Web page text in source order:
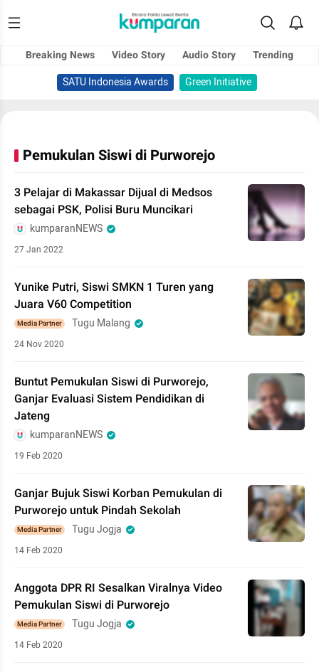
Breaking News Video Story Audio Story
Trending
SATU Indonesia Awards
Green Initiative
Pemukulan Siswi di Purworejo
3 Pelajar di Makassar Dijual di Medsos
sebagai PSK, Polisi Buru Muncikari
kumparanNEWS
27 Jan 2022
Yunike Putri, Siswi SMKN 1 Turen yang
Juara V60 Competition
Media Partner Tugu Malang
24 Nov 2020
Buntut Pemukulan Siswi di Purworejo,
Ganjar Evaluasi Sistem Pendidikan di
Jateng
kumparanNEWS
19 Feb 2020
Ganjar Bujuk Siswi Korban Pemukulan di
Purworejo untuk Pindah Sekolah
Media Partner Tugu Jogja
14 Feb 2020
Anggota DPR RI Sesalkan Viralnya Video
Pemukulan Siswi di Purworejo
Media Partner Tugu Jogja
14 Feb 2020